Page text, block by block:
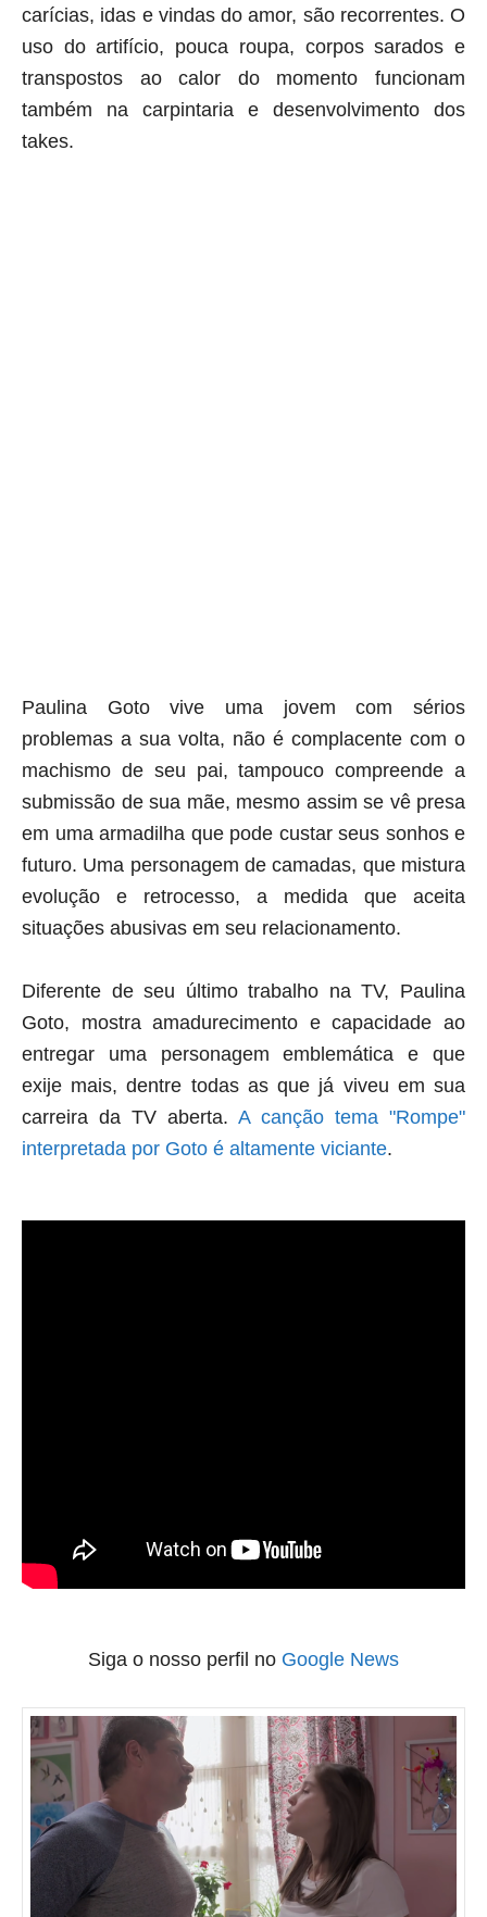
carícias, idas e vindas do amor, são recorrentes. O
uso do artifício, pouca roupa, corpos sarados e
transpostos ao calor do momento funcionam
também na carpintaria e desenvolvimento dos
takes.
Paulina Goto vive uma jovem com sérios
problemas a sua volta, não é complacente com o
machismo de seu pai, tampouco compreende a
submissão de sua mãe, mesmo assim se vê presa
em uma armadilha que pode custar seus sonhos e
futuro. Uma personagem de camadas, que mistura
evolução e retrocesso, a medida que aceita
situações abusivas em seu relacionamento.
Diferente de seu último trabalho na TV, Paulina
Goto, mostra amadurecimento e capacidade ao
entregar uma personagem emblemática e que
exije mais, dentre todas as que já viveu em sua
carreira da TV aberta.A canção tema "Rompe"
interpretada por Goto é altamente viciante.
Siga o nosso perfil no Google News